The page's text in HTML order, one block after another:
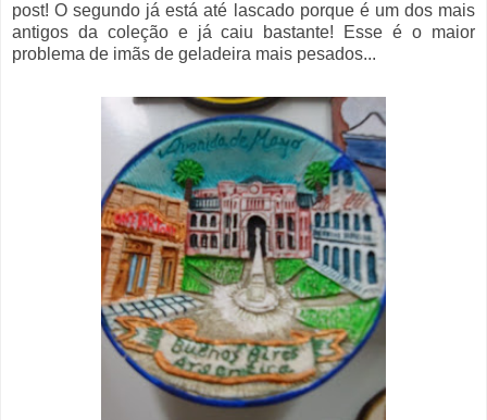
post! O segundo já está até lascado porque é um dos mais
antigos da coleção e já caiu bastante! Esse é o maior
problema de imãs de geladeira mais pesados...